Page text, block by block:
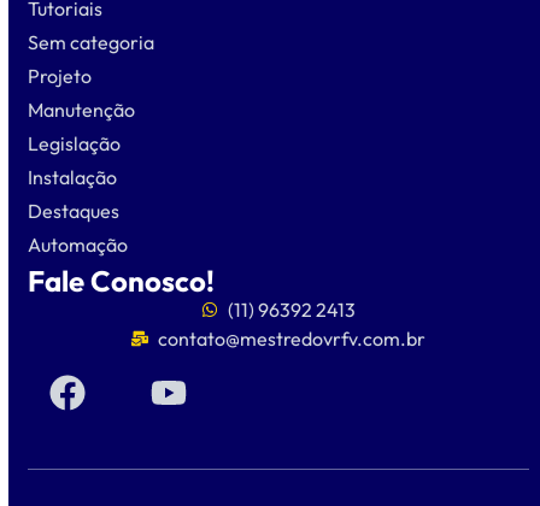
Tutoriais
Sem categoria
Projeto
Manutenção
Legislação
Instalação
Destaques
Automação
Fale Conosco!
(11) 96392 2413
contato@mestredovrfv.com.br